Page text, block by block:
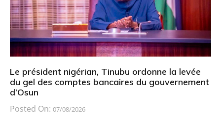
Le président nigérian, Tinubu ordonne la levée
du gel des comptes bancaires du gouvernement
d’Osun
Posted On: 07/08/2026